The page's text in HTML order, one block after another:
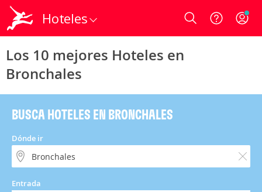
Hoteles Login
Los 10 mejores Hoteles en
Bronchales
BUSCA HOTELES EN BRONCHALES
Dónde ir
Entrada